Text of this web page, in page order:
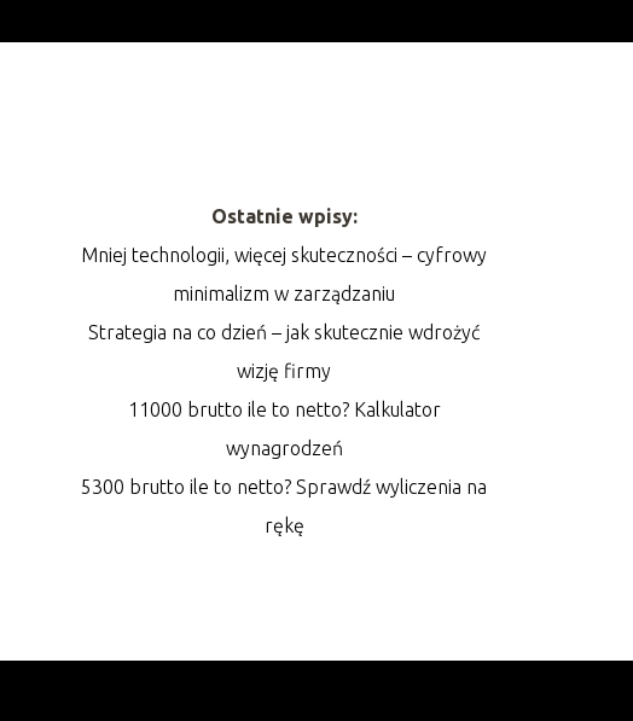
Ostatnie wpisy:
Mniej technologii, więcej skuteczności – cyfrowy
minimalizm w zarządzaniu
Strategia na co dzień – jak skutecznie wdrożyć
wizję firmy
11000 brutto ile to netto? Kalkulator
wynagrodzeń
5300 brutto ile to netto? Sprawdź wyliczenia na
rękę